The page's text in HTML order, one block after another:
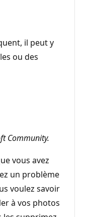
il peut y
ou des
Community.
vous avez
un problème
voulez savoir
à vos photos